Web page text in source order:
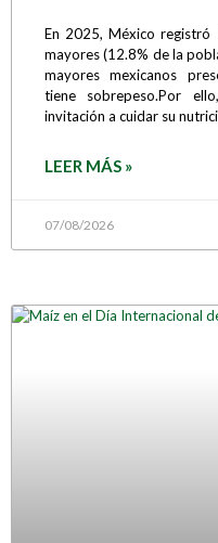
En 2025, México registró
mayores (12.8% de la
mayores mexicanos
tiene sobrepeso.Por
invitación a cuidar su
LEER MÁS »
07/08/2026